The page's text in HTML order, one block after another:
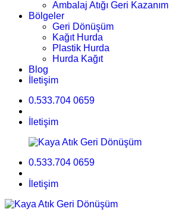
Ambalaj Atığı Geri Kazanım
Bölgeler
Geri Dönüşüm
Kağıt Hurda
Plastik Hurda
Hurda Kağıt
Blog
İletişim
0.533.704 0659
İletişim
0.533.704 0659
İletişim